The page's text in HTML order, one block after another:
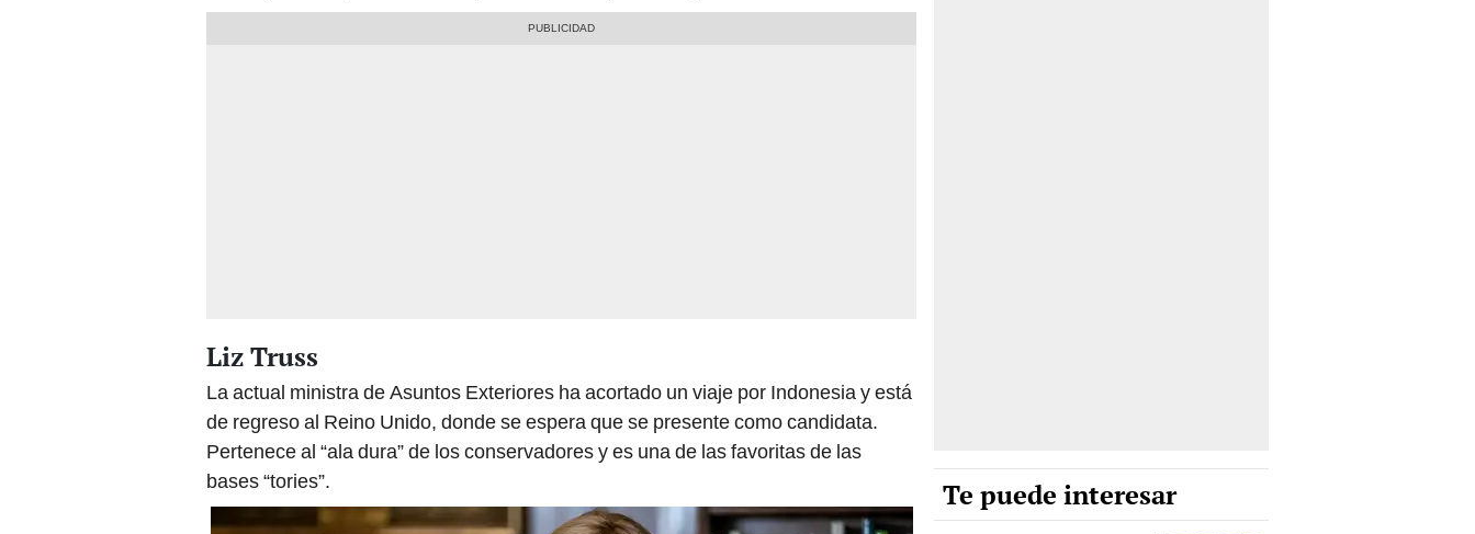
Liz Truss
La actual ministra de Asuntos Exteriores ha acortado un viaje por Indonesia y está
de regreso al Reino Unido, donde se espera que se presente como candidata.
Pertenece al “ala dura” de los conservadores y es una de las favoritas de las
bases “tories”.
Te puede interesar